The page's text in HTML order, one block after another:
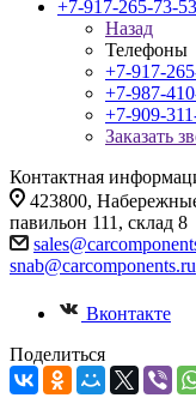
+7-917-265-73-53
Назад
Телефоны
+7-917-
+7-987-
+7-909-
Заказать
Контактная
423800,
павильон 111, склад 8
snab@carcomponents.ru
Вконтакте
Поделиться